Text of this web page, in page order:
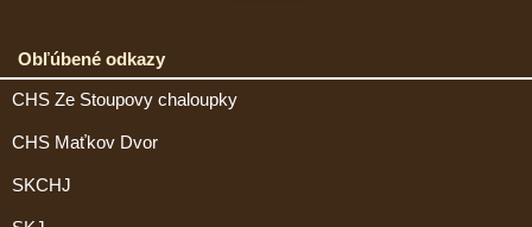
Obľúbené odkazy
CHS Ze Stoupovy chaloupky
CHS Maťkov Dvor
SKCHJ